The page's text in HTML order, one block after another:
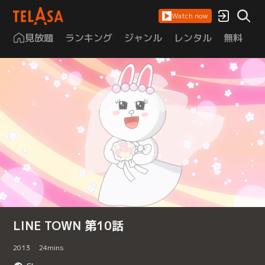
Watch now
見放題 ランキング ジャンル レンタル 無料
LINE TOWN 第10話
2013 24mins